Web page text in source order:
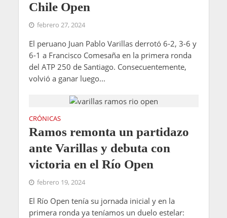
Chile Open
febrero 27, 2024
El peruano Juan Pablo Varillas derrotó 6-2, 3-6 y
6-1 a Francisco Comesaña en la primera ronda
del ATP 250 de Santiago. Consecuentemente,
volvió a ganar luego...
CRÓNICAS
Ramos remonta un partidazo
ante Varillas y debuta con
victoria en el Río Open
febrero 19, 2024
El Río Open tenía su jornada inicial y en la
primera ronda ya teníamos un duelo estelar: